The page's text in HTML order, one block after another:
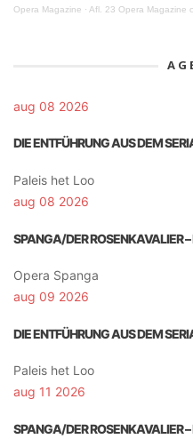
Opera Magazine · Afl. 23 Opera Magazine
aug 08 2026
DIE ENTFÜHRUNG AUS DEM
Paleis het Loo
aug 08 2026
SPANGA/DER ROSENKAVALIER –
Opera Spanga
aug 09 2026
DIE ENTFÜHRUNG AUS DEM
Paleis het Loo
aug 11 2026
SPANGA/DER ROSENKAVALIER –